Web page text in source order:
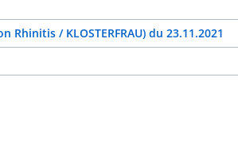
/ KLOSTERFRAU) du 23.11.2021